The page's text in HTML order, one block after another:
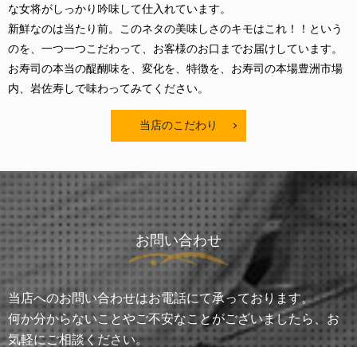
な女将がしっかり吟味して仕入れています。
新鮮なのは当たり前。このネタの美味しさのキモはこれ！！という
のを、一つ一つこだわって、お客様のお口までお届けしています。
お寿司の本当の醍醐味を、変化を、特徴を、お寿司の本場豊洲市場
内、岩佐寿しで味わってみてください。
当店のこだわり
お問い合わせ
当店へのお問い合わせはお電話にて承っております。
何か分からないことやご不安なことがございましたら、お
気軽にご相談ください。